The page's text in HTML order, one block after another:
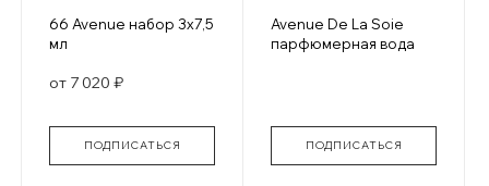
66 Avenue набор 3х7,5
мл
от 7 020 ₽
ПОДПИСАТЬСЯ
Avenue De La Soie
парфюмерная вода
ПОДПИСАТЬСЯ